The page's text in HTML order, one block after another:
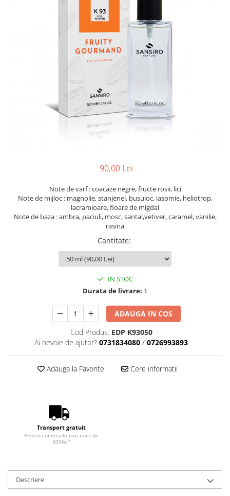
90,00 Lei
Note de varf : coacaze negre, fructe rosii, lici
Note de mijloc : magnolie, stanjenel, busuioc, iasomie, heliotrop,
lacramioare, floare de migdal
Note de baza : ambra, paciuli, mosc, santal,vetiver, caramel, vanilie,
rasina
Cantitate:
IN STOC
Durata de livrare: 1
ADAUGA IN COS
Cod Produs: EDP K93050
Ai nevoie de ajutor? 0731834080 / 0726993893
Adauga la Favorite Cere informatii
Transport gratuit
Pentru comenzile mai mari de
300lei*
Descriere